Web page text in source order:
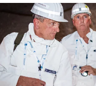
sport
berlin
nord
wahrheit